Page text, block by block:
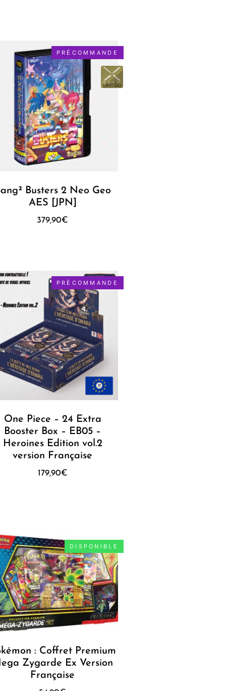
PRÉCOMMANDE
Busters 2 Neo Geo
AES [JPN]
379,90€
PRÉCOMMANDE
One Piece – 24 Extra
Booster Box – EB05 –
Heroines Edition vol.2
version Française
179,90€
DISPONIBLE
: Coffret Premium
Zygarde Ex Version
Française